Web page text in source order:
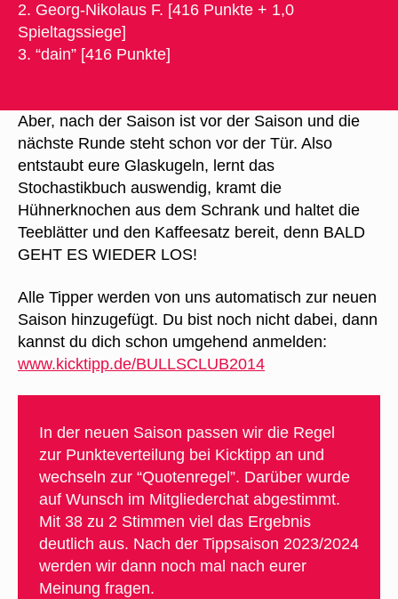
2. Georg-Nikolaus F. [416 Punkte + 1,0
Spieltagssiege]
3. “dain” [416 Punkte]
Aber, nach der Saison ist vor der Saison und die
nächste Runde steht schon vor der Tür. Also
entstaubt eure Glaskugeln, lernt das
Stochastikbuch auswendig, kramt die
Hühnerknochen aus dem Schrank und haltet die
Teeblätter und den Kaffeesatz bereit, denn BALD
GEHT ES WIEDER LOS!
Alle Tipper werden von uns automatisch zur neuen
Saison hinzugefügt. Du bist noch nicht dabei, dann
kannst du dich schon umgehend anmelden:
www.kicktipp.de/BULLSCLUB2014
In der neuen Saison passen wir die Regel
zur Punkteverteilung bei Kicktipp an und
wechseln zur “Quotenregel”. Darüber wurde
auf Wunsch im Mitgliederchat abgestimmt.
Mit 38 zu 2 Stimmen viel das Ergebnis
deutlich aus. Nach der Tippsaison 2023/2024
werden wir dann noch mal nach eurer
Meinung fragen.